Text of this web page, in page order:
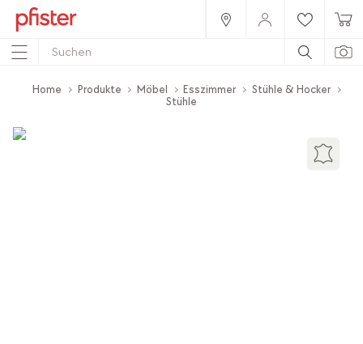
Home Produkte Möbel Esszimmer
Stühle & Hocker
Stühle